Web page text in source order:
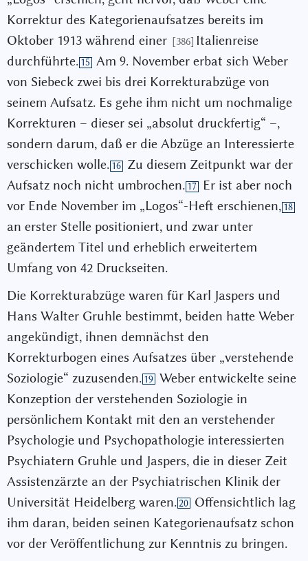
Korrektur des Kategorienaufsatzes bereits im
Oktober 1913 während einer [386] Italienreise
durchführte. 15 Am 9. November erbat sich Weber
von Siebeck zwei bis drei Korrekturabzüge von
seinem Aufsatz. Es gehe ihm nicht um nochmalige
Korrekturen – dieser sei „absolut druckfertig“ –,
sondern darum, daß er die Abzüge an Interessierte
verschicken wolle. 16 Zu diesem Zeitpunkt war der
Aufsatz noch nicht umbrochen. 17
Er ist aber noch
vor Ende November im „Logos“-Heft erschienen, 18
an erster Stelle positioniert, und zwar unter
geändertem Titel und erheblich erweitertem
Umfang von 42 Druckseiten.
Die Korrekturabzüge waren für Karl Jaspers und
Hans Walter Gruhle bestimmt, beiden hatte Weber
angekündigt, ihnen demnächst den
Korrekturbogen eines Aufsatzes über „verstehende
Soziologie“ zuzusenden. 19 Weber entwickelte seine
Konzeption der verstehenden Soziologie in
persönlichem Kontakt mit den an verstehender
Psychologie und Psychopathologie interessierten
Psychiatern Gruhle und Jaspers, die in dieser Zeit
Assistenzärzte an der Psychiatrischen Klinik der
Universität Heidelberg waren.20 Offensichtlich lag
ihm daran, beiden seinen Kategorienaufsatz schon
vor der Veröffentlichung zur Kenntnis zu bringen.